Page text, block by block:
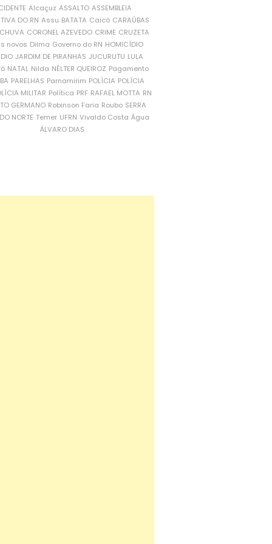
Alcaçuz ASSALTO ASSEMBLEIA
DO RN Assu BATATA Caicó CARAÚBAS
CORONEL AZEVEDO CRIME CRUZETA
novos Dilma Governo do RN HOMICÍDIO
JARDIM DE PIRANHAS JUCURUTU LULA
NATAL Nilda NÉLTER QUEIROZ Pagamento
PARELHAS Parnamirim POLÍCIA POLÍCIA
MILITAR Política PRF RAFAEL MOTTA RN
GERMANO Robinson Faria Roubo SERRA
NORTE Temer UFRN Vivaldo Costa Água
ÁLVARO DIAS